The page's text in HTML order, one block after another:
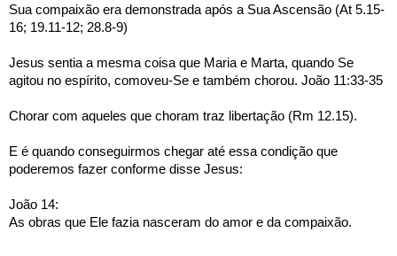
Sua compaixão era demonstrada após a Sua Ascensão (At 5.15-
16; 19.11-12; 28.8-9)
Jesus sentia a mesma coisa que Maria e Marta, quando Se
agitou no espírito, comoveu-Se e também chorou. João 11:33-35
Chorar com aqueles que choram traz libertação (Rm 12.15).
E é quando conseguirmos chegar até essa condição que
poderemos fazer conforme disse Jesus:
João 14:
As obras que Ele fazia nasceram do amor e da compaixão.